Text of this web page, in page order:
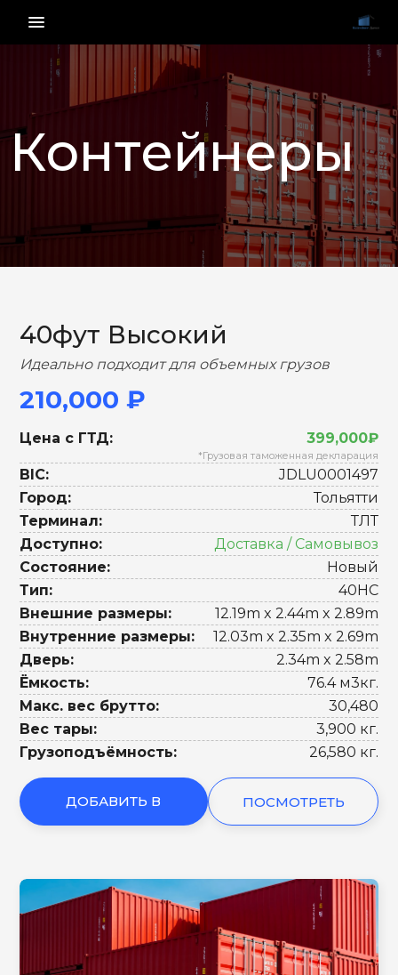
menu_vert
Контейнеры
НАЗАД ВПЕРЕД
40фут Высокий
Идеально подходит для объемных грузов
210,000 ₽
Цена с ГТД: 399,000₽
*Грузовая таможенная декларация
BIC:
JDLU0001497
Город:
Тольятти
Терминал:
ТЛТ
Доступно:
Доставка / Самовывоз
Состояние:
Новый
Тип:
40HC
Внешние размеры:
12.19m x 2.44m x 2.89m
Внутренние размеры:
12.03m x 2.35m x 2.69m
Дверь:
2.34m x 2.58m
Ёмкость:
76.4 м3кг.
Макс. вес брутто:
30,480
Вес тары:
3,900 кг.
Грузоподъёмность:
26,580 кг.
ДОБАВИТЬ В ПОСМОТРЕТЬ